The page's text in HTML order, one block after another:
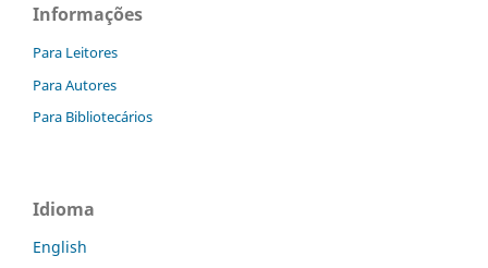
Informações
Para Leitores
Para Autores
Para Bibliotecários
Idioma
English